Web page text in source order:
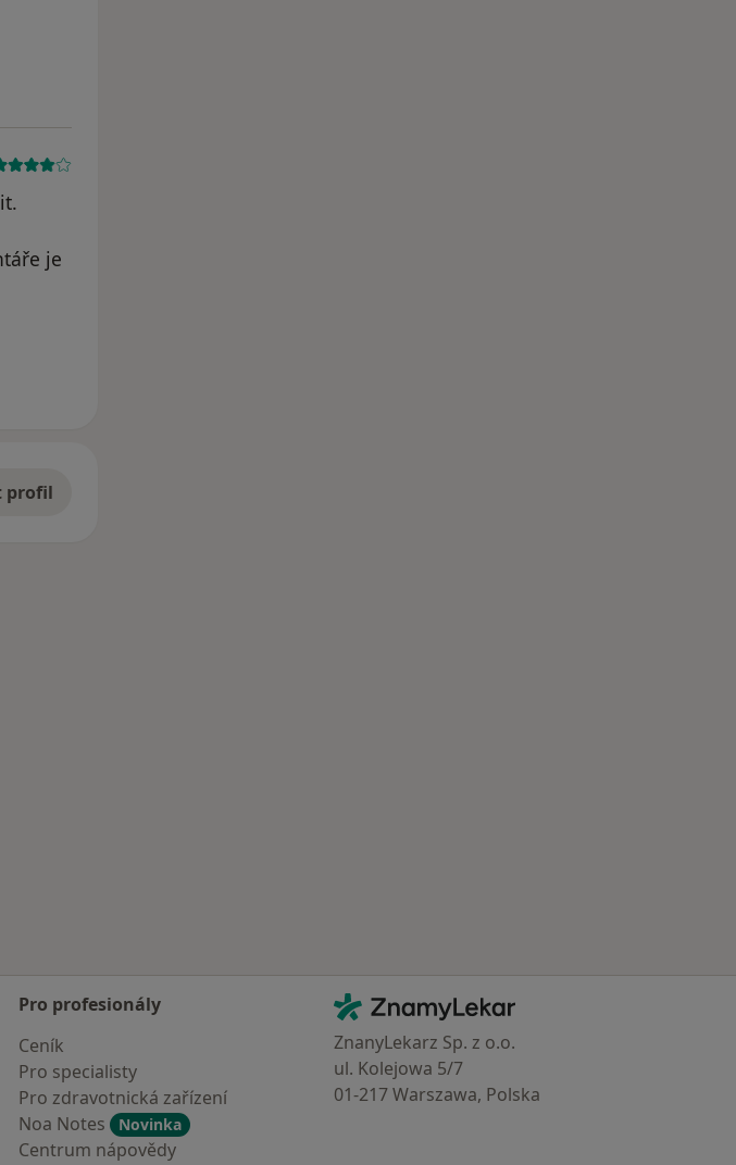
je
profil
Pro profesionály
Ceník
Pro specialisty
Pro zdravotnická zařízení
Noa Notes
Novinka
Centrum nápovědy
Kontakt
ZnamyLekar - Hlavní stránka
ZnanyLekarz Sp. z o.o.
ul. Kolejowa 5/7
01-217 Warszawa, Polska